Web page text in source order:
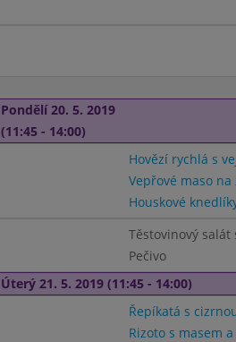
Pondělí 20. 5. 2019
(11:45 - 14:00)
Hovězí rychlá s
Vepřové maso
Houskové
Těstovinový salát
Pečivo
Úterý 21. 5. 2019 (11:45 - 14:00)
Řepíkatá s
Rizoto s masem